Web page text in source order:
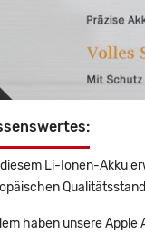
Li-Ionen-Akku
haben unsere Apple